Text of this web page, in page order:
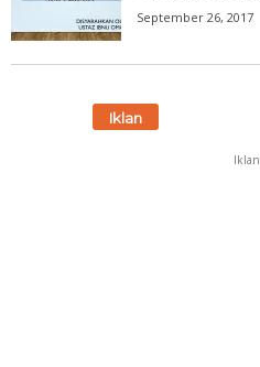
September 26, 2017
Iklan
Iklan